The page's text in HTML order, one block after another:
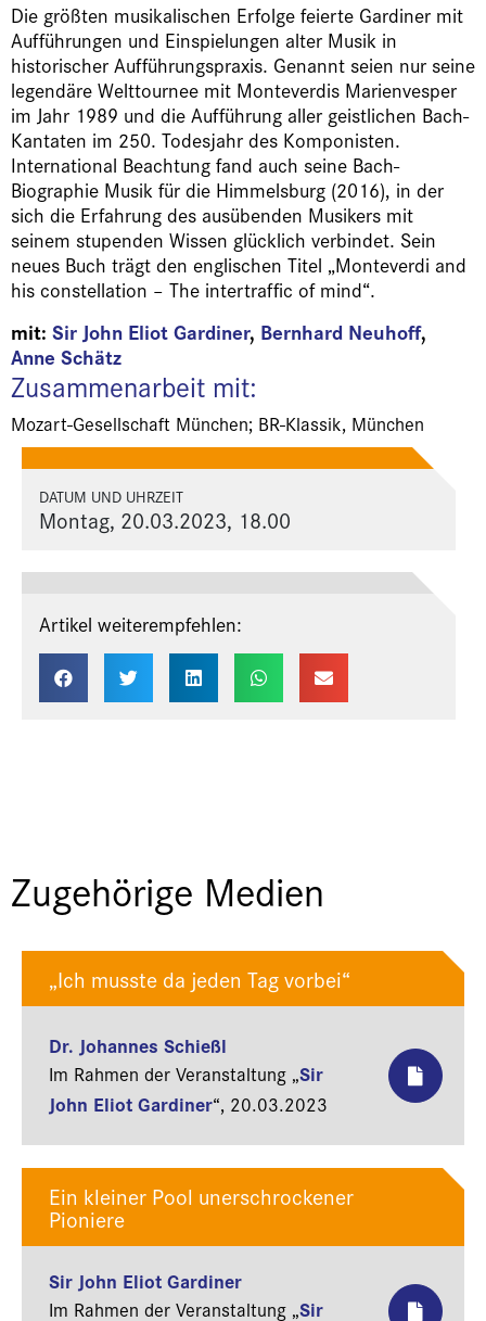
Die größten musikalischen Erfolge feierte Gardiner mit
Aufführungen und Einspielungen alter Musik in
historischer Aufführungspraxis. Genannt seien nur seine
legendäre Welttournee mit Monteverdis Marienvesper
im Jahr 1989 und die Aufführung aller geistlichen Bach-
Kantaten im 250. Todesjahr des Komponisten.
International Beachtung fand auch seine Bach-
Biographie Musik für die Himmelsburg (2016), in der
sich die Erfahrung des ausübenden Musikers mit
seinem stupenden Wissen glücklich verbindet. Sein
neues Buch trägt den englischen Titel „Monteverdi and
his constellation – The intertraffic of mind“.
mit: Sir John Eliot Gardiner, Bernhard Neuhoff,
Anne Schätz
Zusammenarbeit mit:
Mozart-Gesellschaft München; BR-Klassik, München
DATUM UND UHRZEIT
Montag, 20.03.2023, 18.00
Artikel weiterempfehlen:
Zugehörige Medien
„Ich musste da jeden Tag vorbei“
Dr. Johannes Schießl
Im Rahmen der Veranstaltung „Sir
John Eliot Gardiner“, 20.03.2023
Ein kleiner Pool unerschrockener
Pioniere
Sir John Eliot Gardiner
Im Rahmen der Veranstaltung „Sir